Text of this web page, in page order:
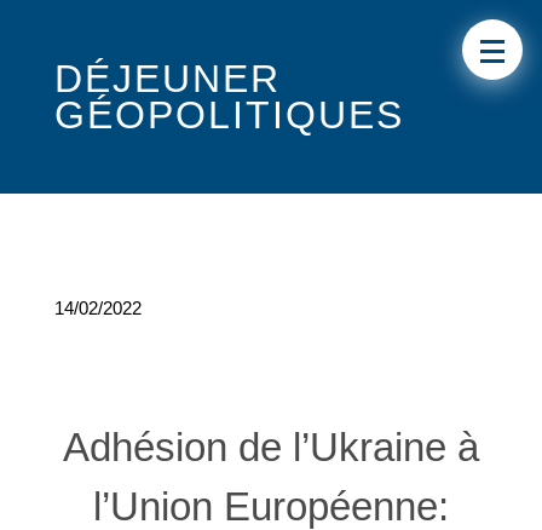
DÉJEUNER
GÉOPOLITIQUES
14/02/2022
Adhésion de l’Ukraine à
l’Union Européenne: